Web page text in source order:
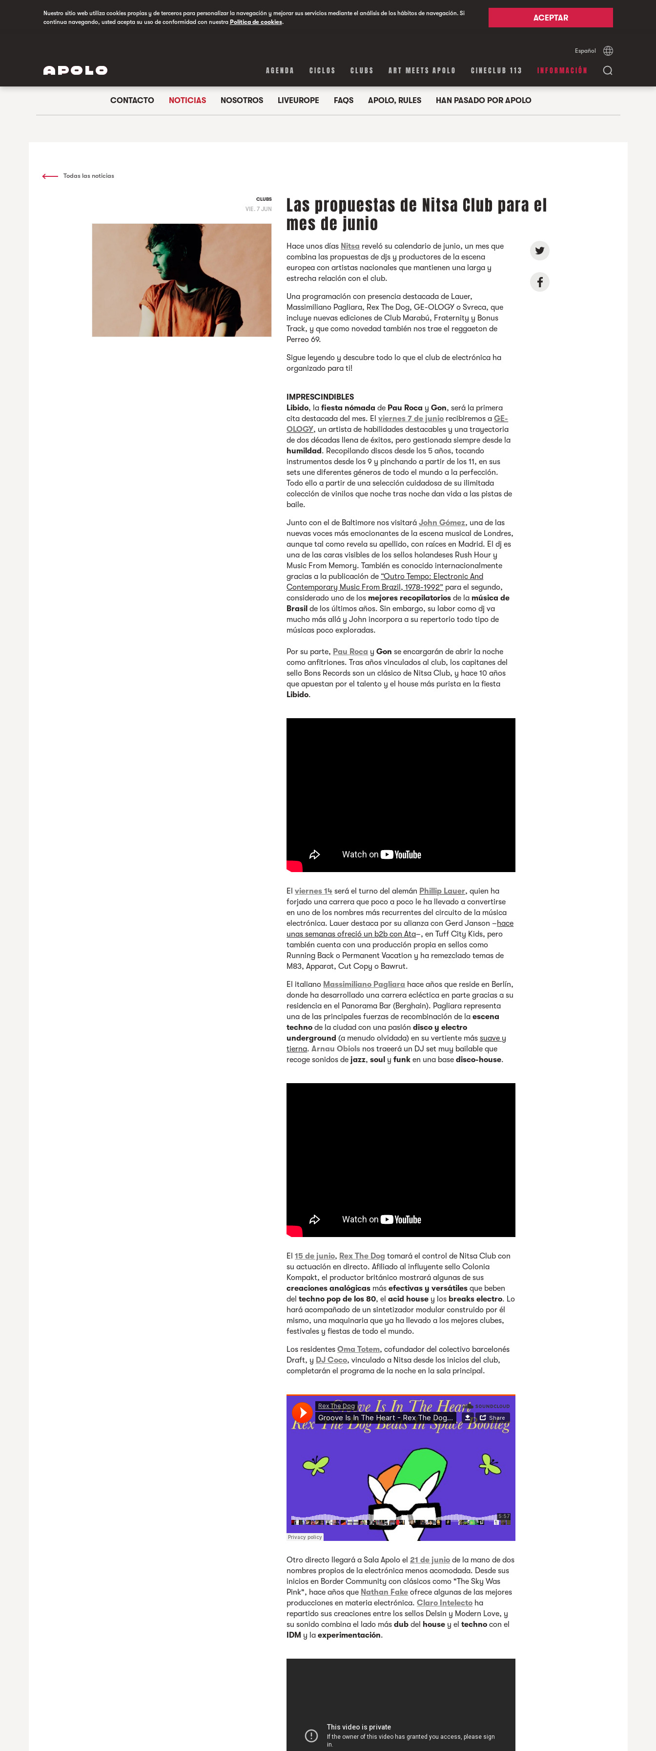
Nuestro sitio web utiliza cookies propias y de terceros para personalizar la navegación y mejorar sus servicios mediante el análisis de los hábitos de navegación. Si
continua navegando, usted acepta su uso de conformidad con nuestra Política de cookies. ACEPTAR
Español Català
AGENDA CICLOS CLUBS ART MEETS APOLO CINECLUB 113 INFORMACIÓN
CONTACTO NOTICIAS NOSOTROS LIVEUROPE FAQS APOLO, RULES HAN PASADO POR APOLO
Todas las noticias
CLUBS
VIE. 7 JUN
Las propuestas de Nitsa Club para el
mes de junio
Hace unos días Nitsa reveló su calendario de junio, un mes que
combina las propuestas de djs y productores de la escena
europea con artistas nacionales que mantienen una larga y
estrecha relación con el club.
Una programación con presencia destacada de Lauer,
Massimiliano Pagliara, Rex The Dog, GE-OLOGY o Svreca, que
incluye nuevas ediciones de Club Marabú, Fraternity y Bonus
Track, y que como novedad también nos trae el reggaeton de
Perreo 69.
Sigue leyendo y descubre todo lo que el club de electrónica ha
organizado para ti!
IMPRESCINDIBLES
Libido, lafiesta nómadade Pau Roca yGon, será la primera
cita destacada del mes. Elviernes 7 de junio recibiremos aGE-
OLOGY, un artista de habilidades destacables y una trayectoria
de dos décadas llena de éxitos, pero gestionada siempre desde la
humildad . Recopilando discos desde los 5 años, tocando
instrumentos desde los 9 y pinchando a partir de los 11, en sus
sets une diferentes géneros de todo el mundo a la perfección.
Todo ello a partir de una selección cuidadosa de su ilimitada
colección de vinilos que noche tras noche dan vida a las pistas de
baile.
Junto con el de Baltimore nos visitaráJohn Gómez, una de las
nuevas voces más emocionantes de la escena musical de Londres,
aunque tal como revela su apellido, con raíces en Madrid. El dj es
una de las caras visibles de los sellos holandeses Rush Hour y
Music From Memory. También es conocido internacionalmente
gracias a la publicación de “Outro Tempo: Electronic And
Contemporary Music From Brazil, 1978-1992” para el segundo,
considerado uno de los mejores recopilatorios de la música de
Brasilde los últimos años. Sin embargo, su labor como dj va
mucho más allá y John incorpora a su repertorio todo tipo de
músicas poco exploradas.
Por su parte, Pau Roca yGon se encargarán de abrir la noche
como anfitriones. Tras años vinculados al club, los capitanes del
sello Bons Records son un clásico de Nitsa Club, y hace 10 años
que apuestan por el talento y el house más purista en la fiesta
Libido.
Elviernes 14 será el turno del alemán Phillip Lauer, quien ha
forjado una carrera que poco a poco le ha llevado a convertirse
en uno de los nombres más recurrentes del circuito de la música
electrónica. Lauer destaca por su alianza con Gerd Janson –hace
unas semanas ofreció un b2b con Ata–, en Tuff City Kids, pero
también cuenta con una producción propia en sellos como
Running Back o Permanent Vacation y ha remezclado temas de
M83, Apparat, Cut Copy o Bawrut.
El italiano Massimiliano Pagliara hace años que reside en Berlín,
donde ha desarrollado una carrera ecléctica en parte gracias a su
residencia en el Panorama Bar (Berghain). Pagliara representa
una de las principales fuerzas de recombinación de laescena
techno de la ciudad con una pasión disco y electro
underground (a menudo olvidada) en su vertiente mássuave y
tierna.Arnau Obiols nos traeerá un DJ set muy bailable que
recoge sonidos de jazz,soul yfunk en una basedisco-house.
El15 de junio, Rex The Dog tomará el control de Nitsa Club con
su actuación en directo. Afiliado al influyente sello Colonia
Kompakt, el productor británico mostrará algunas de sus
creaciones analógicas más efectivas y versátilesque beben
deltechno pop de los 80, elacid house y los breaks electro. Lo
hará acompañado de un sintetizador modular construido por él
mismo, una maquinaria que ya ha llevado a los mejores clubes,
festivales y fiestas de todo el mundo.
Los residentesOma Totem, cofundador del colectivo barcelonés
Draft, y DJ Coco, vinculado a Nitsa desde los inicios del club,
completarán el programa de la noche en la sala principal.
Otro directo llegará a Sala Apolo el 21 de junio de la mano de dos
nombres propios de la electrónica menos acomodada. Desde sus
inicios en Border Community con clásicos como "The Sky Was
Pink", hace años que Nathan Fake ofrece algunas de las mejores
producciones en materia electrónica.Claro Intelecto ha
repartido sus creaciones entre los sellos Delsin y Modern Love, y
su sonido combina el lado másdub del house y eltechnocon el
IDM y laexperimentación.